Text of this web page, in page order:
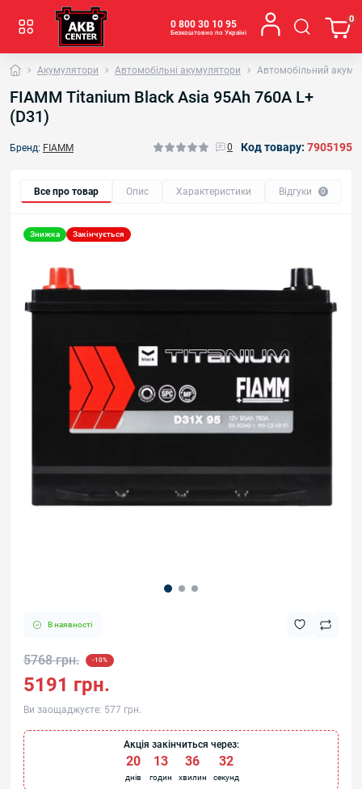
0 800 30 10 95
Безкоштовно по Україні
0
Акумулятори Автомобільні акумулятори Автомобільний
FIAMM Titanium Black Asia 95Аh 760А L+
(D31)
Бренд: FIAMM 0 Код товару: 7905195
Все про товар Опис Характеристики Відгуки 0
Знижка Закінчується
В наявності
5768 грн. -10%
5191 грн.
Ви заощаджуєте: 577 грн.
Акція закінчиться через:
20
днів
13
годин
36
хвилин
31
секунд